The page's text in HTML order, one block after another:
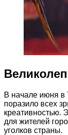
В начале июня в
поразило всех
креативностью.
для жителей
уголков страны.